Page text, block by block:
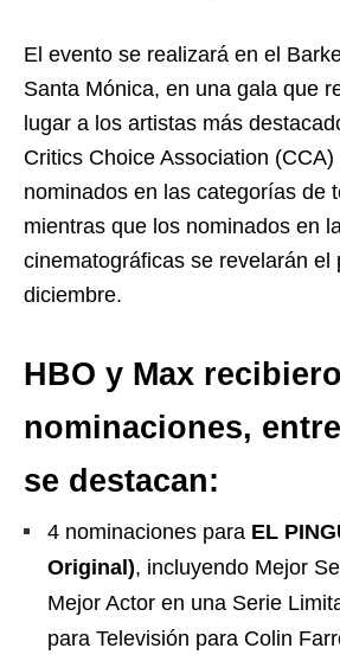
El evento se realizará en el
Santa Mónica, en una gala que
lugar a los artistas más
Critics Choice Association
nominados en las categorías de
mientras que los nominados en
cinematográficas se revelarán el
diciembre.
HBO y Max
nominaciones,
se destacan:
4 nominaciones para EL
Original), incluyendo Mejor
Mejor Actor en una Serie
para Televisión para Colin